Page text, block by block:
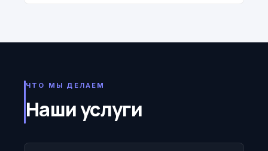
ЧТО МЫ ДЕЛАЕМ
Наши услуги